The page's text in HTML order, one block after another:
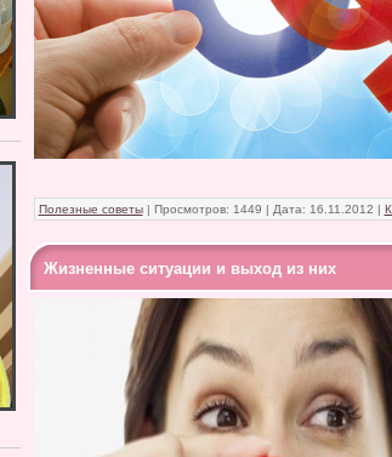
Полезные советы| Просмотров: 1449 | Дата: 16.11.2012 |
Жизненные ситуации и выход из них